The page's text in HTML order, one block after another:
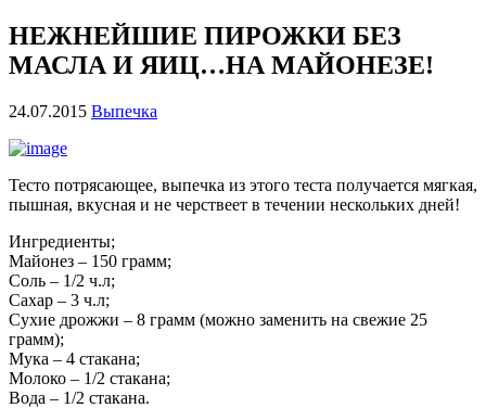
НЕЖНЕЙШИЕ ПИРОЖКИ БЕЗ
МАСЛА И ЯИЦ…НА МАЙОНЕЗЕ!
24.07.2015 Выпечка
Тесто потрясающее, выпечка из этого теста получается мягкая,
пышная, вкусная и не черствеет в течении нескольких дней!
Ингредиенты;
Майонез – 150 грамм;
Соль – 1/2 ч.л;
Сахар – 3 ч.л;
Сухие дрожжи – 8 грамм (можно заменить на свежие 25
грамм);
Мука – 4 стакана;
Молоко – 1/2 стакана;
Вода – 1/2 стакана.